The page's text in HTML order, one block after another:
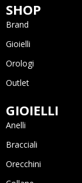
SHOP
Brand
Gioielli
Orologi
Outlet
GIOIELLI
Anelli
Bracciali
Orecchini